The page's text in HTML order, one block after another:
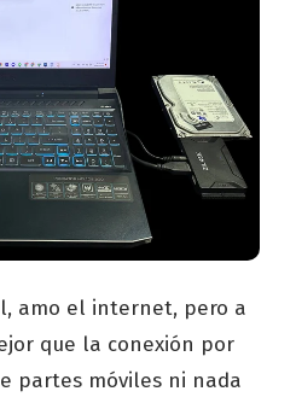
amo el internet, pero a
que la conexión por
partes móviles ni nada